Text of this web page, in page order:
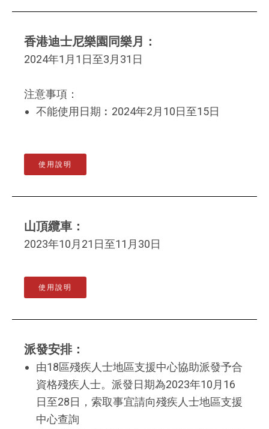
香港迪士尼樂園同樂月：
2024年1月1日至3月31日
注意事項：
不能使用日期︰2024年2月10日至15日
使用說明
山頂纜車：
2023年10月21日至11月30日
使用說明
派發安排：
由18區殘疾人士地區支援中心協助派發予合
資格殘疾人士。派發日期為2023年10月16
日至28日，索取事宜請向殘疾人士地區支援
中心查詢